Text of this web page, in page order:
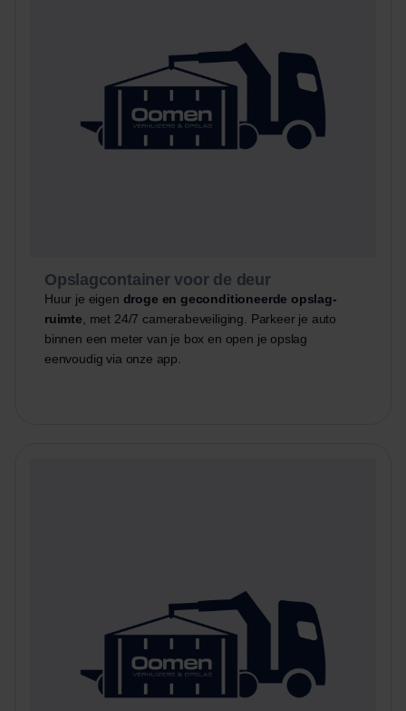
Opslagcontainer voor de deur
Huur je eigen droge en geconditioneerde opslag-
ruimte , met 24/7 camerabeveiliging. Parkeer je auto
binnen een meter van je box en open je opslag
eenvoudig via onze app.